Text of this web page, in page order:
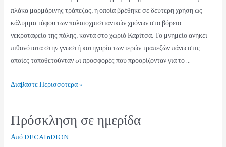
πλάκα μαρμάρινης τράπεζας, η οποία βρέθηκε σε δεύτερη χρήση ως
κάλυμμα τάφου των παλαιοχριστιανικών χρόνων στο βόρειο
νεκροταφείο της πόλης, κοντά στο χωριό Καρίτσα. Το μνημείο ανήκει
πιθανότατα στην γνωστή κατηγορία των ιερών τραπεζών πάνω στις
οποίες τοποθετούνταν oι προσφορές που προορίζονταν για το …
Διαβάστε Περισσότερα »
Πρόσκληση σε ημερίδα
Από DECAInDION